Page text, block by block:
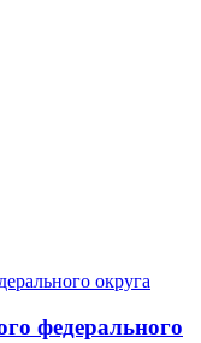
федерального